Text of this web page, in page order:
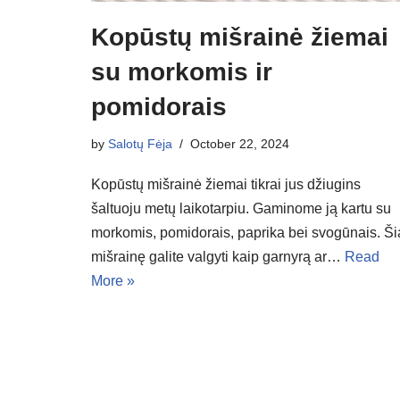
Kopūstų mišrainė žiemai
su morkomis ir
pomidorais
by Salotų Fėja October 22, 2024
Kopūstų mišrainė žiemai tikrai jus džiugins
šaltuoju metų laikotarpiu. Gaminome ją kartu su
morkomis, pomidorais, paprika bei svogūnais.
mišrainę galite valgyti kaip garnyrą ar… Read
More »